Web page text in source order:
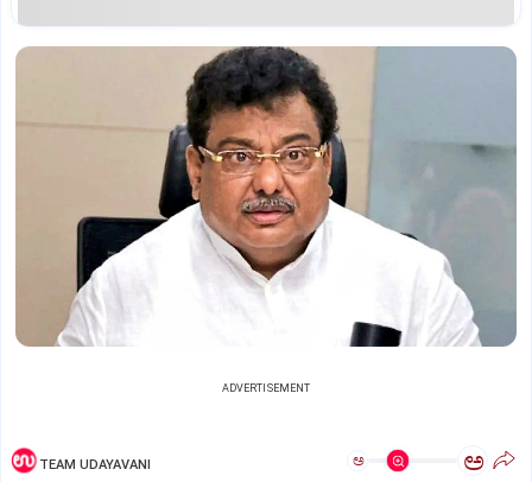
ADVERTISEMENT
TEAM UDAYAVANI ಅ ಅ